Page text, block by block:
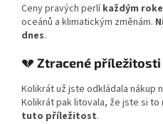
Ceny pravých perlíkaždým
oceánů a klimatickým změnám.
dnes.
💔 Ztracené příležitosti
Kolikrát už jste odkládala nákup
Kolikrát pak litovala, že jste si to
tuto příležitost.